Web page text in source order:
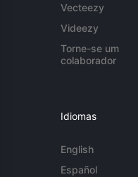
Vecteezy
Videezy
Torne-se um
colaborador
Idiomas
English
Español